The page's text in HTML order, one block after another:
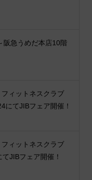
阪急うめだ本店10階
ィットネスクラブ
にてJIBフェア開催！
ィットネスクラブ
JIBフェア開催！